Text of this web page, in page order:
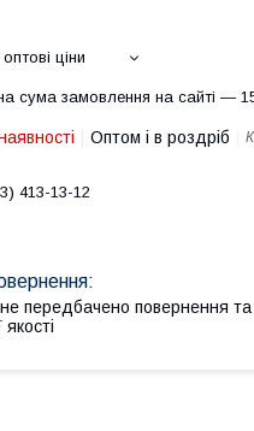
ціни
сума замовлення на сайті —
Оптом і в роздріб
413-13-12
передбачено повернення